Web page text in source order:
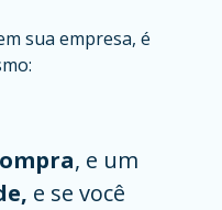
sua empresa, é
, e um
e se você